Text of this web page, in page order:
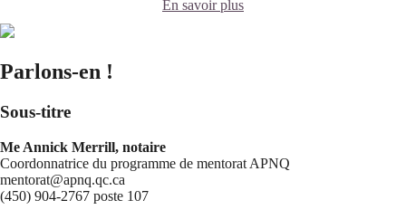
En savoir plus
Parlons-en !
Sous-titre
Me Annick Merrill, notaire
Coordonnatrice du programme de mentorat APNQ
mentorat@apnq.qc.ca
(450) 904-2767 poste 107